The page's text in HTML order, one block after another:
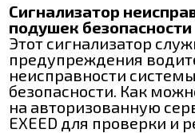
Сигнализатор
подушек безопасности
Этот сигнализатор
предупреждения
неисправности
безопасности. Как
на авторизованную
EXEED для проверки и